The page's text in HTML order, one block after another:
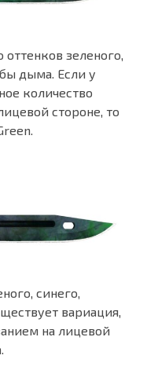
зеленого,
дыма. Если у
количество
стороне, то
синего,
вариация,
на лицевой